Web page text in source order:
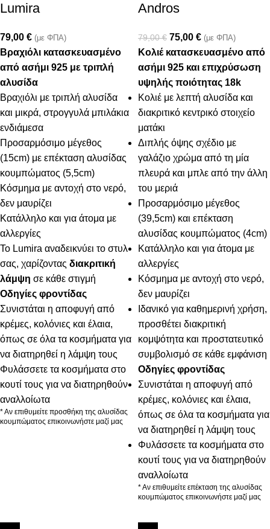
Lumira
79,00 € (με ΦΠΑ)
Βραχιόλι κατασκευασμένο
από ασήμι 925 με τριπλή
αλυσίδα
Βραχιόλι με τριπλή αλυσίδα
και μικρά, στρογγυλά μπιλάκια
ενδιάμεσα
Προσαρμόσιμο μέγεθος
(15cm) με επέκταση αλυσίδας
κουμπώματος (5,5cm)
Κόσμημα με αντοχή στο νερό,
δεν μαυρίζει
Κατάλληλο και για άτομα με
αλλεργίες
Το Lumira αναδεικνύει το στυλ
σας, χαρίζοντας διακριτική
λάμψη σε κάθε στιγμή
Οδηγίες φροντίδας
Συνιστάται η αποφυγή από
κρέμες, κολόνιες και έλαια,
όπως σε όλα τα κοσμήματα για
να διατηρηθεί η λάμψη τους
Φυλάσσετε τα κοσμήματα στο
κουτί τους για να διατηρηθούν
αναλλοίωτα
* Αν επιθυμείτε προσθήκη της αλυσίδας
κουμπώματος επικοινωνήστε μαζί μας
Andros
79,00€ 75,00 € (με ΦΠΑ)
Κολιέ κατασκευασμένο από
ασήμι 925 και επιχρύσωση
υψηλής ποιότητας 18k
Κολιέ με λεπτή αλυσίδα και
διακριτικό κεντρικό στοιχείο
ματάκι
Διπλής όψης σχέδιο με
γαλάζιο χρώμα από τη μία
πλευρά και μπλε από την άλλη
του μεριά
Προσαρμόσιμο μέγεθος
(39,5cm) και επέκταση
αλυσίδας κουμπώματος (4cm)
Κατάλληλο και για άτομα με
αλλεργίες
Κόσμημα με αντοχή στο νερό,
δεν μαυρίζει
Ιδανικό για καθημερινή χρήση,
προσθέτει διακριτική
κομψότητα και προστατευτικό
συμβολισμό σε κάθε εμφάνιση
Οδηγίες φροντίδας
Συνιστάται η αποφυγή από
κρέμες, κολόνιες και έλαια,
όπως σε όλα τα κοσμήματα για
να διατηρηθεί η λάμψη τους
Φυλάσσετε τα κοσμήματα στο
κουτί τους για να διατηρηθούν
αναλλοίωτα
* Αν επιθυμείτε επέκταση της αλυσίδας
κουμπώματος επικοινωνήστε μαζί μας